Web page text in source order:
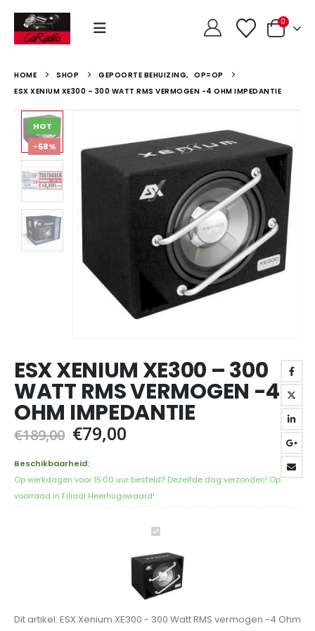
0
HOME SHOP GEPOORTE BEHUIZING, OP=OP
ESX XENIUM XE300 – 300 WATT RMS VERMOGEN -4 OHM IMPEDANTIE
HOT
-58%
ESX XENIUM XE300 – 300
WATT RMS VERMOGEN -4
OHM IMPEDANTIE
€189,00 Oorspronkelijke
prijs
was:
€189,00.
€79,00
€79,00.
Beschikbaarheid:
Op werkdagen voor 15:00 uur besteld? Dezelfde dag verzonden! Op
voorraad in Filiaal Heerhugowaard!
ESX
Xenium
XE300
-
300
Watt
Dit artikel: ESX Xenium XE300 - 300 Watt RMS vermogen -4 Ohm